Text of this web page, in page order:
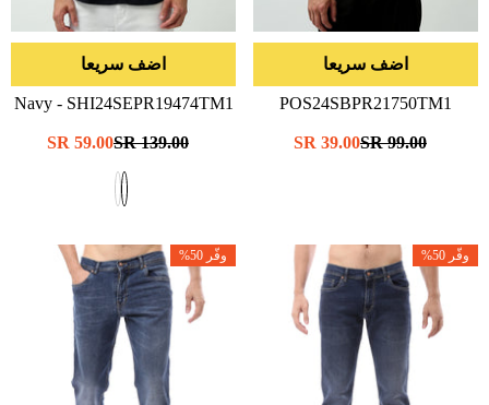
اضف سريعا
POS24SBPR21750TM1
سعر
99.00 SR
سعر
39.00 SR
اضف سريعا
SHI24SEPR19474TM1
- Navy
سعر
139.00 SR
سعر
59.00 SR
وفّر 50% وفّر 50%